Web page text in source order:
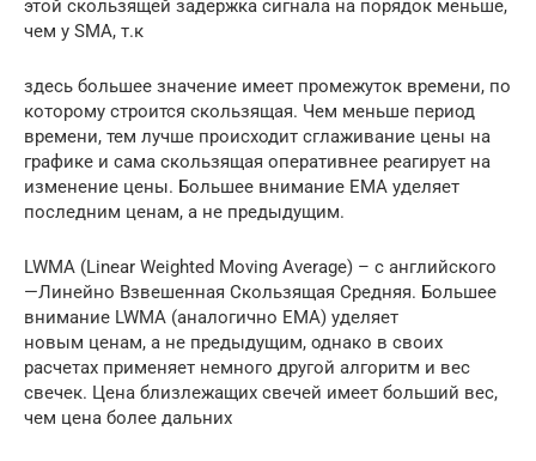
этой скользящей задержка сигнала на порядок меньше,
чем у SMA, т.к
здесь большее значение имеет промежуток времени, по
которому строится скользящая. Чем меньше период
времени, тем лучше происходит сглаживание цены на
графике и сама скользящая оперативнее реагирует на
изменение цены. Большее внимание EMA уделяет
последним ценам, а не предыдущим.
LWMA (Linear Weighted Moving Average) – с английского
—Линейно Взвешенная Скользящая Средняя. Большее
внимание LWMA (аналогично EMA) уделяет
новым ценам, а не предыдущим, однако в своих
расчетах применяет немного другой алгоритм и вес
свечек. Цена близлежащих свечей имеет больший вес,
чем цена более дальних